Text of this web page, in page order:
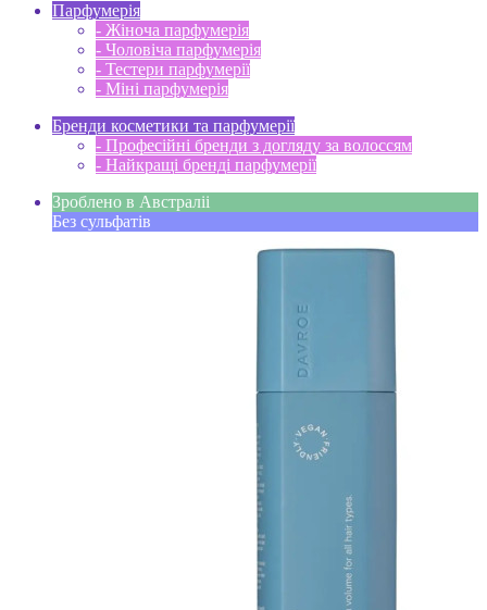
Парфумерія
- Жіноча парфумерія
- Чоловіча парфумерія
- Тестери парфумерії
- Міні парфумерія
Бренди косметики та парфумерії
- Професійні бренди з догляду за волоссям
- Найкращі бренді парфумерії
Зроблено в Австраліі
Без сульфатів